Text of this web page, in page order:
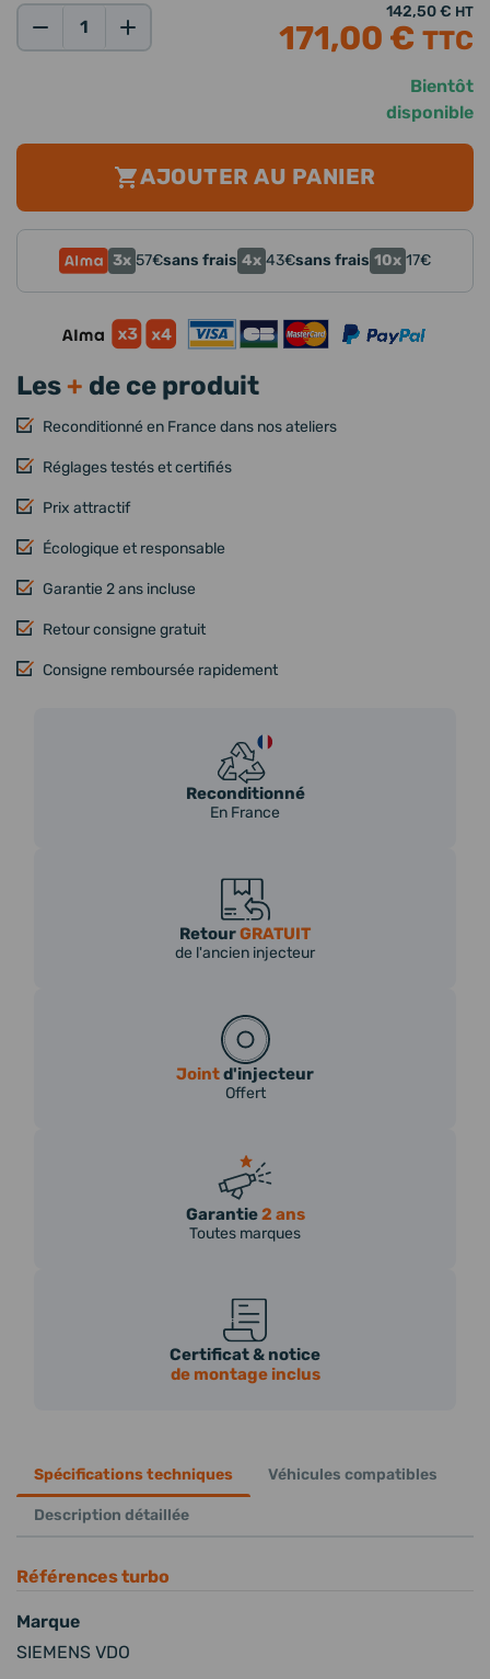
Les+ de ce produit
Reconditionné en France dans nos ateliers
Réglages testés et certifiés
Prix attractif
Écologique et responsable
Garantie 2 ans incluse
Retour consigne gratuit
Consigne remboursée rapidement
Bientôt
disponible
142,50 € HT
171,00 € TTC
AJOUTER AU PANIER
3x 57€sans frais 4x 43€sans frais 10x 17€
Reconditionné
En France
RetourGRATUIT
de l'ancien injecteur
Jointd'injecteur
Offert
Garantie2 ans
Toutes marques
Certificat & notice
de montage inclus
Spécifications techniques Véhicules compatibles
Description détaillée
Références turbo
Marque
SIEMENS VDO